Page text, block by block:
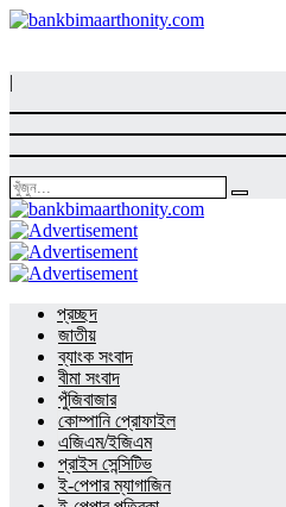
|
প্রচ্ছদ
জাতীয়
ব্যাংক সংবাদ
বীমা সংবাদ
পুঁজিবাজার
কোম্পানি প্রোফাইল
এজিএম/ইজিএম
প্রাইস সেন্সিটিভ
ই-পেপার ম্যাগাজিন